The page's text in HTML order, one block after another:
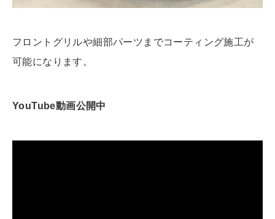
フロントグリルや細部パーツまでコーティング施工が
可能になります。
YouTube動画公開中